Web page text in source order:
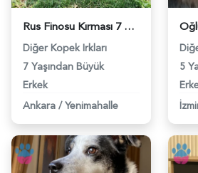
Rus Finosu Kırması 7 Yaşında Eş Arıyor - 118974974
Diğer Kopek Irkları
7 Yaşından Büyük
Erkek
Ankara / Yenimahalle
5